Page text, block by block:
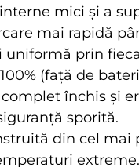
mici și a
mai rapidă
uniformă prin
(față de
închis și
sporită.
din cel mai